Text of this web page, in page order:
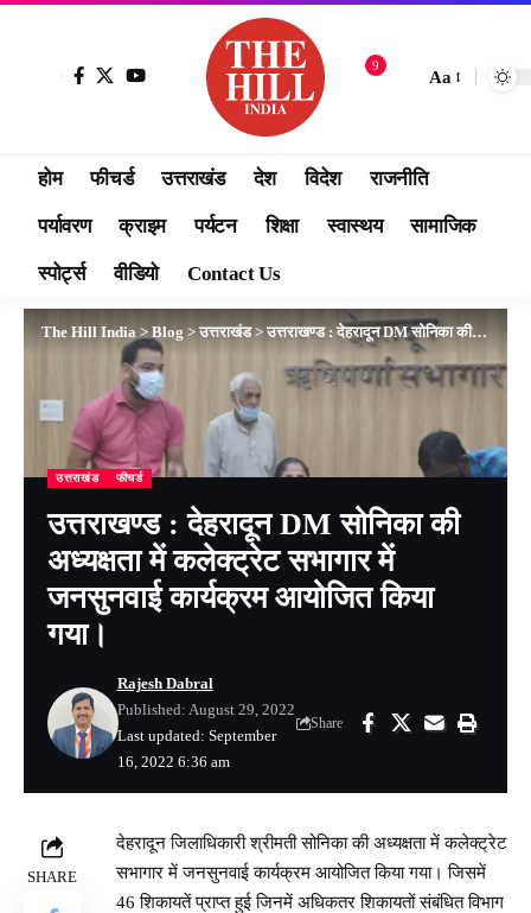
9
Aa
होम फीचर्ड उत्तराखंड देश विदेश राजनीति
पर्यावरण क्राइम पर्यटन शिक्षा स्वास्थय सामाजिक
स्पोर्ट्स वीडियो Contact Us
The Hill India > Blog > उत्तराखंड> उत्तराखण्ड : देहरादून DM सोनिका की अध्यक्षता में कलेक्ट्रेट सभागार में जनसुनवाई कार्यक्रम आयोजित किया गया।
उत्तराखंड फीचर्ड
उत्तराखण्ड : देहरादून DM सोनिका की
अध्यक्षता में कलेक्ट्रेट सभागार में
जनसुनवाई कार्यक्रम आयोजित किया
गया।
Last updated: September
16, 2022 6:36 am
Rajesh Dabral
Published: August 29, 2022
Share
SHARE
देहरादून जिलाधिकारी श्रीमती सोनिका की अध्यक्षता में कलेक्ट्रेट
सभागार में जनसुनवाई कार्यक्रम आयोजित किया गया। जिसमें
46 शिकायतें प्राप्त हुई जिनमें अधिकतर शिकायतों संबंधित विभाग